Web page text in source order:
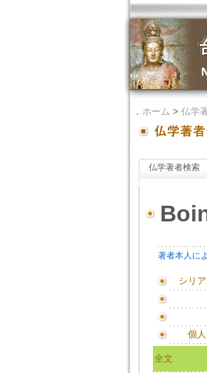
． ホーム > 仏学
仏学著者検索
著者本人に
シリ
個人
全文